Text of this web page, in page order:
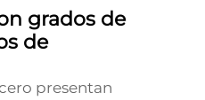
grados de
de
presentan